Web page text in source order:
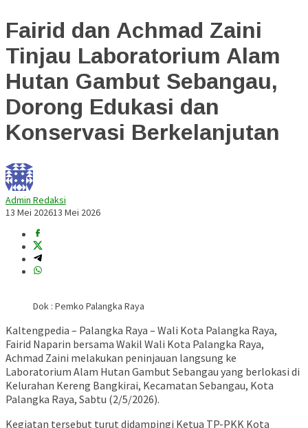
Fairid dan Achmad Zaini
Tinjau Laboratorium Alam
Hutan Gambut Sebangau,
Dorong Edukasi dan
Konservasi Berkelanjutan
Admin Redaksi
13 Mei 202613 Mei 2026
Dok : Pemko Palangka Raya
Kaltengpedia – Palangka Raya – Wali Kota Palangka Raya,
Fairid Naparin bersama Wakil Wali Kota Palangka Raya,
Achmad Zaini melakukan peninjauan langsung ke
Laboratorium Alam Hutan Gambut Sebangau yang berlokasi di
Kelurahan Kereng Bangkirai, Kecamatan Sebangau, Kota
Palangka Raya, Sabtu (2/5/2026).
Kegiatan tersebut turut didampingi Ketua TP-PKK Kota